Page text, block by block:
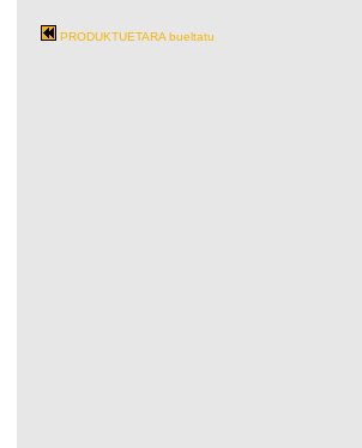
PRODUKTUETARA bueltatu